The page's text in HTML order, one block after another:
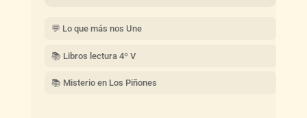
💬 Lo que más nos Une
📚 Libros lectura 4º V
📚 Misterio en Los Piñones